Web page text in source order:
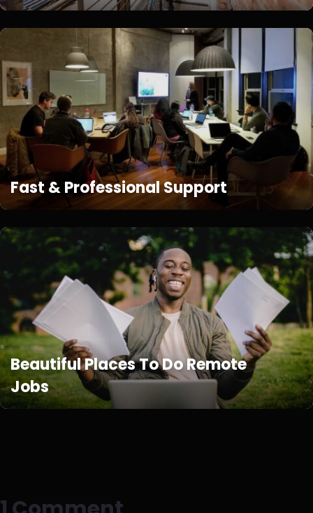
Fast & Professional Support
Beautiful Places To Do Remote
Jobs